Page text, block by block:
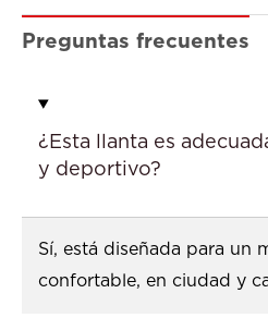
Preguntas frecuentes
¿Esta llanta es
y deportivo?
Sí, está diseñada para un
confortable, en ciudad y